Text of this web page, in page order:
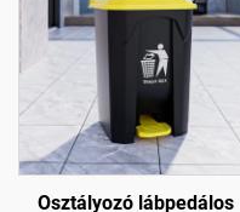
Osztályozó lábpedálos